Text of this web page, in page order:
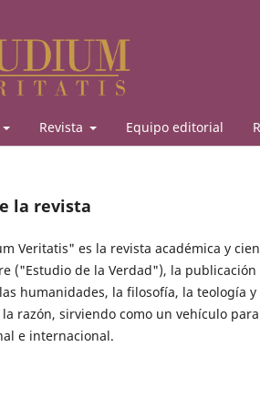
Revista Equipo editorial
la revista
Veritatis" es la revista académica y
("Estudio de la Verdad"), la
humanidades, la filosofía, la teología
la razón, sirviendo como un vehículo
e internacional.